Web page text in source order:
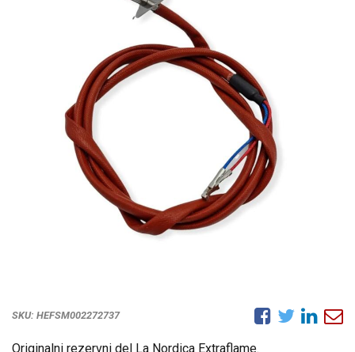
SKU: HEFSM002272737
Originalni rezervni del La Nordica Extraflame.